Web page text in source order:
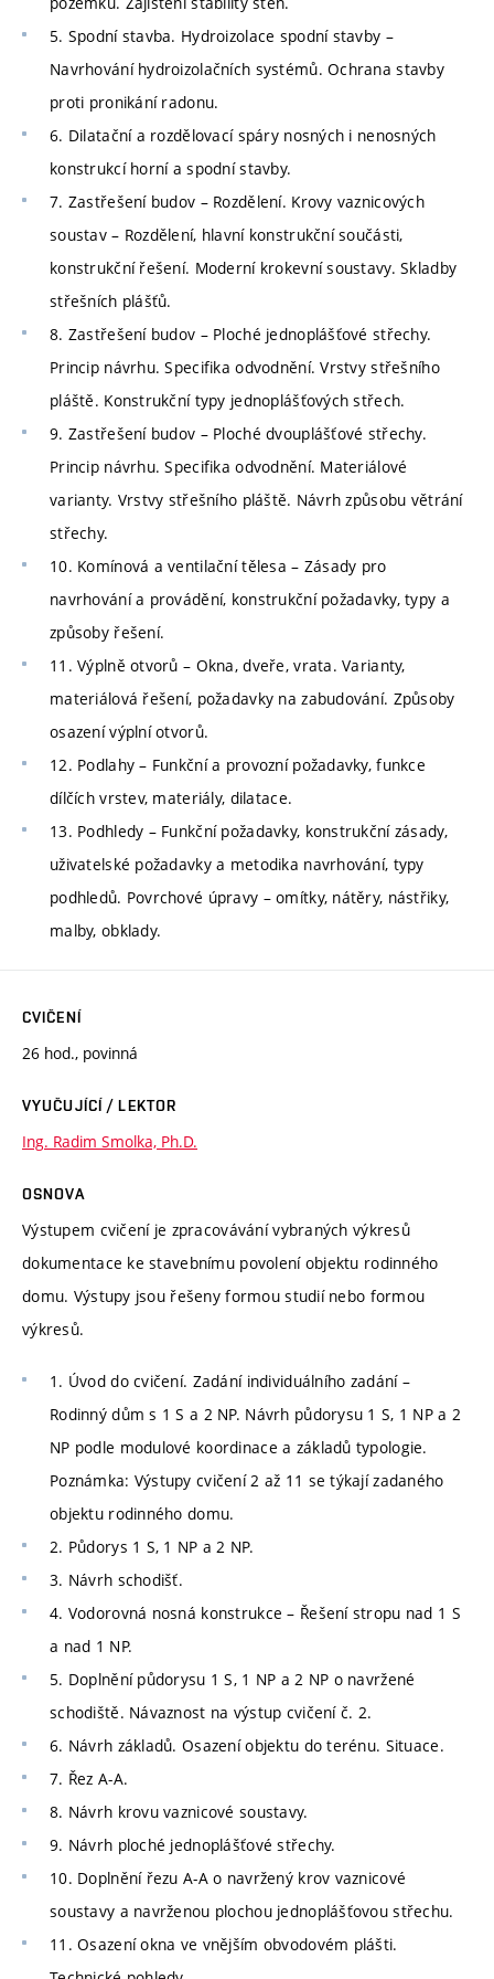
5. Spodní stavba. Hydroizolace spodní stavby –
Navrhování hydroizolačních systémů. Ochrana stavby
proti pronikání radonu.
6. Dilatační a rozdělovací spáry nosných i nenosných
konstrukcí horní a spodní stavby.
7. Zastřešení budov – Rozdělení. Krovy vaznicových
soustav – Rozdělení, hlavní konstrukční součásti,
konstrukční řešení. Moderní krokevní soustavy. Skladby
střešních plášťů.
8. Zastřešení budov – Ploché jednoplášťové střechy.
Princip návrhu. Specifika odvodnění. Vrstvy střešního
pláště. Konstrukční typy jednoplášťových střech.
9. Zastřešení budov – Ploché dvouplášťové střechy.
Princip návrhu. Specifika odvodnění. Materiálové
varianty. Vrstvy střešního pláště. Návrh způsobu větrání
střechy.
10. Komínová a ventilační tělesa – Zásady pro
navrhování a provádění, konstrukční požadavky, typy a
způsoby řešení.
11. Výplně otvorů – Okna, dveře, vrata. Varianty,
materiálová řešení, požadavky na zabudování. Způsoby
osazení výplní otvorů.
12. Podlahy – Funkční a provozní požadavky, funkce
dílčích vrstev, materiály, dilatace.
13. Podhledy – Funkční požadavky, konstrukční zásady,
uživatelské požadavky a metodika navrhování, typy
podhledů. Povrchové úpravy – omítky, nátěry, nástřiky,
malby, obklady.
CVIČENÍ
26 hod., povinná
VYUČUJÍCÍ / LEKTOR
Ing. Radim Smolka, Ph.D.
OSNOVA
Výstupem cvičení je zpracovávání vybraných výkresů
dokumentace ke stavebnímu povolení objektu rodinného
domu. Výstupy jsou řešeny formou studií nebo formou
výkresů.
1. Úvod do cvičení. Zadání individuálního zadání –
Rodinný dům s 1 S a 2 NP. Návrh půdorysu 1 S, 1 NP a 2
NP podle modulové koordinace a základů typologie.
Poznámka: Výstupy cvičení 2 až 11 se týkají zadaného
objektu rodinného domu.
2. Půdorys 1 S, 1 NP a 2 NP.
3. Návrh schodišť.
4. Vodorovná nosná konstrukce – Řešení stropu nad 1 S
a nad 1 NP.
5. Doplnění půdorysu 1 S, 1 NP a 2 NP o navržené
schodiště. Návaznost na výstup cvičení č. 2.
6. Návrh základů. Osazení objektu do terénu. Situace.
7. Řez A-A.
8. Návrh krovu vaznicové soustavy.
9. Návrh ploché jednoplášťové střechy.
10. Doplnění řezu A-A o navržený krov vaznicové
soustavy a navrženou plochou jednoplášťovou střechu.
11. Osazení okna ve vnějším obvodovém plášti.